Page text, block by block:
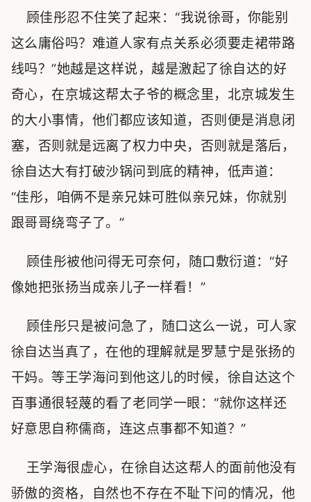
顾佳彤忍不住笑了起来：“我说徐哥，你能别
这么庸俗吗？难道人家有点关系必须要走裙带路
线吗？”她越是这样说，越是激起了徐自达的好
奇心，在京城这帮太子爷的概念里，北京城发生
的大小事情，他们都应该知道，否则便是消息闭
塞，否则就是远离了权力中央，否则就是落后，
徐自达大有打破沙锅问到底的精神，低声道：
“佳彤，咱俩不是亲兄妹可胜似亲兄妹，你就别
跟哥哥绕弯子了。”
顾佳彤被他问得无可奈何，随口敷衍道：“好
像她把张扬当成亲儿子一样看！”
顾佳彤只是被问急了，随口这么一说，可人家
徐自达当真了，在他的理解就是罗慧宁是张扬的
干妈。等王学海问到他这儿的时候，徐自达这个
百事通很轻蔑的看了老同学一眼：“就你这样还
好意思自称儒商，连这点事都不知道？”
王学海很虚心，在徐自达这帮人的面前他没有
骄傲的资格，自然也不存在不耻下问的情况，他